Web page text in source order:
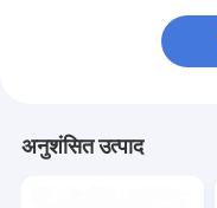
अनुशंसित उत्पाद